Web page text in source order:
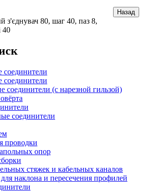
з'єднувач 80, шаг 40, паз 8,
40
соединители
соединители
соединители (с нарезной гильзой)
соединители
проводки
опор
стяжек и кабельных каналов
наклона и пересечения профилей